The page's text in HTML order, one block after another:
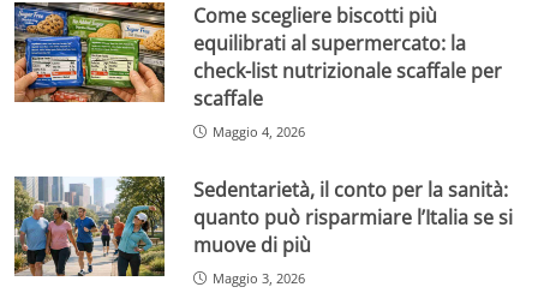
Come scegliere biscotti più
equilibrati al supermercato: la
check-list nutrizionale scaffale per
scaffale
Maggio 4, 2026
Sedentarietà, il conto per la sanità:
quanto può risparmiare l’Italia se si
muove di più
Maggio 3, 2026